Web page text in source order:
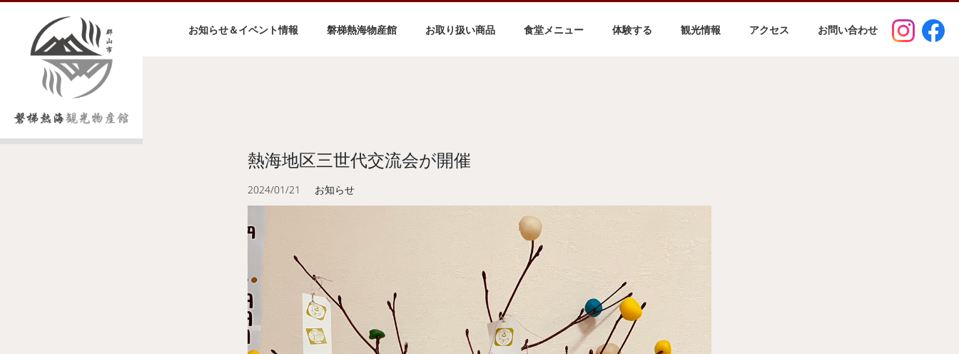
お知らせ＆イベント情報 磐梯熱海物産館 お取り扱い商品 食堂メニュー 体験する 観光情報 アクセス お問い合わせ
熱海地区三世代交流会が開催
2024/01/21 お知らせ